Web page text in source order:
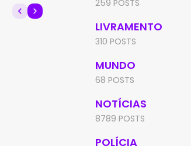
259 POSTS
LIVRAMENTO
310 POSTS
MUNDO
68 POSTS
NOTÍCIAS
8789 POSTS
POLÍCIA